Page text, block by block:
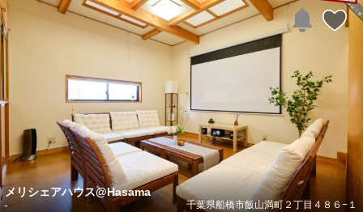
メリシェアハウス@Hasama
千葉県船橋市飯山満町２丁目４８６−１
-